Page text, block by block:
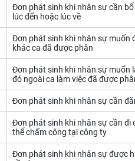
Đơn phát sinh khi nhân sự cần
lúc đến hoặc lúc về
Đơn phát sinh khi nhân sự muốn
khác ca đã được phân
Đơn phát sinh khi nhân sự muốn
đó ngoài ca làm việc đã được
Đơn phát sinh khi nhân sự cần
Đơn phát sinh khi nhân sự cần đi
thể chấm công tại công ty
Đơn phát sinh khi nhân sự được